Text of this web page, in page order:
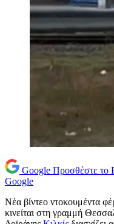
Google Προσθέστε το
Google
Νέα βίντεο ντοκουμέντα
κινείται στη γραμμή